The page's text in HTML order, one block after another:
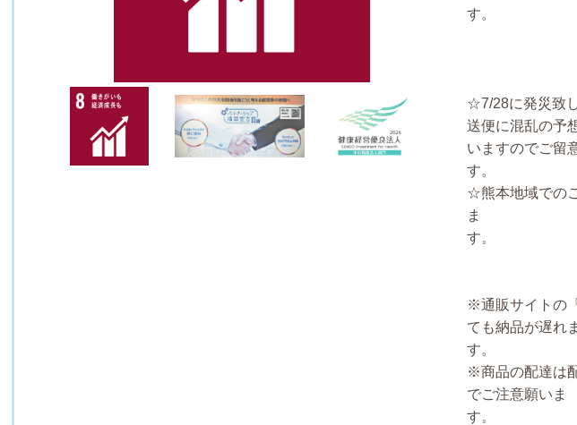
☆7/28に発災致
送便に混乱の予
いますのでご留
☆熊本地域での
ま
※通販サイトの
ても納品が遅れま
※商品の配達は
でご注意願いま